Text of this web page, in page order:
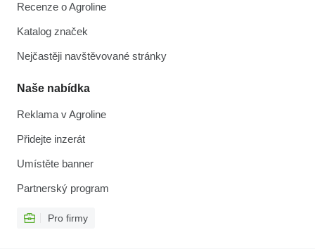
Recenze o Agroline
Katalog značek
Nejčastěji navštěvované stránky
Naše nabídka
Reklama v Agroline
Přidejte inzerát
Umístěte banner
Partnerský program
Pro firmy